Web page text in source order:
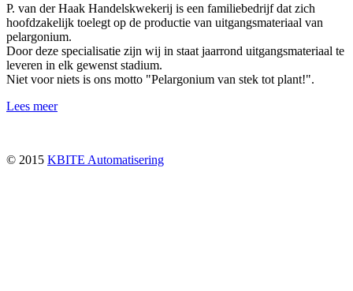
P. van der Haak Handelskwekerij is een familiebedrijf dat zich
hoofdzakelijk toelegt op de productie van uitgangsmateriaal van
pelargonium.
Door deze specialisatie zijn wij in staat jaarrond uitgangsmateriaal te
leveren in elk gewenst stadium.
Niet voor niets is ons motto "Pelargonium van stek tot plant!".
Lees meer
© 2015 KBITE Automatisering